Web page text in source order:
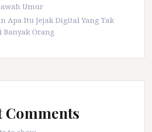
Umur
Apa Itu Jejak Digital Yang Tak
Orang
Comments